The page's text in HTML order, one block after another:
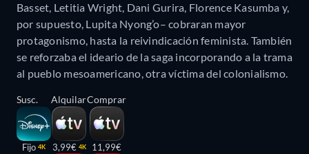
Basset, Letitia Wright, Dani Gurira, Florence Kasumba y,
por supuesto, Lupita Nyong’o– cobraran mayor
protagonismo, hasta la reivindicación feminista. También
se reforzaba el ideario de la saga incorporando a la trama
al pueblo mesoamericano, otra víctima del colonialismo.
Susc.
Fijo 4K
Alquilar
3,99€ 4K
Comprar
11,99€